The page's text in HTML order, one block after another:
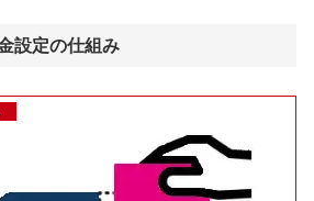
設定の仕組み